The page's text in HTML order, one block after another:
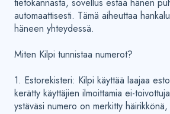
automaattisesti. Tämä aiheuttaa
häneen yhteydessä.
Miten Kilpi tunnistaa numerot?
1. Estorekisteri: Kilpi käyttää laajaa
kerätty käyttäjien ilmoittamia ei-
ystäväsi numero on merkitty